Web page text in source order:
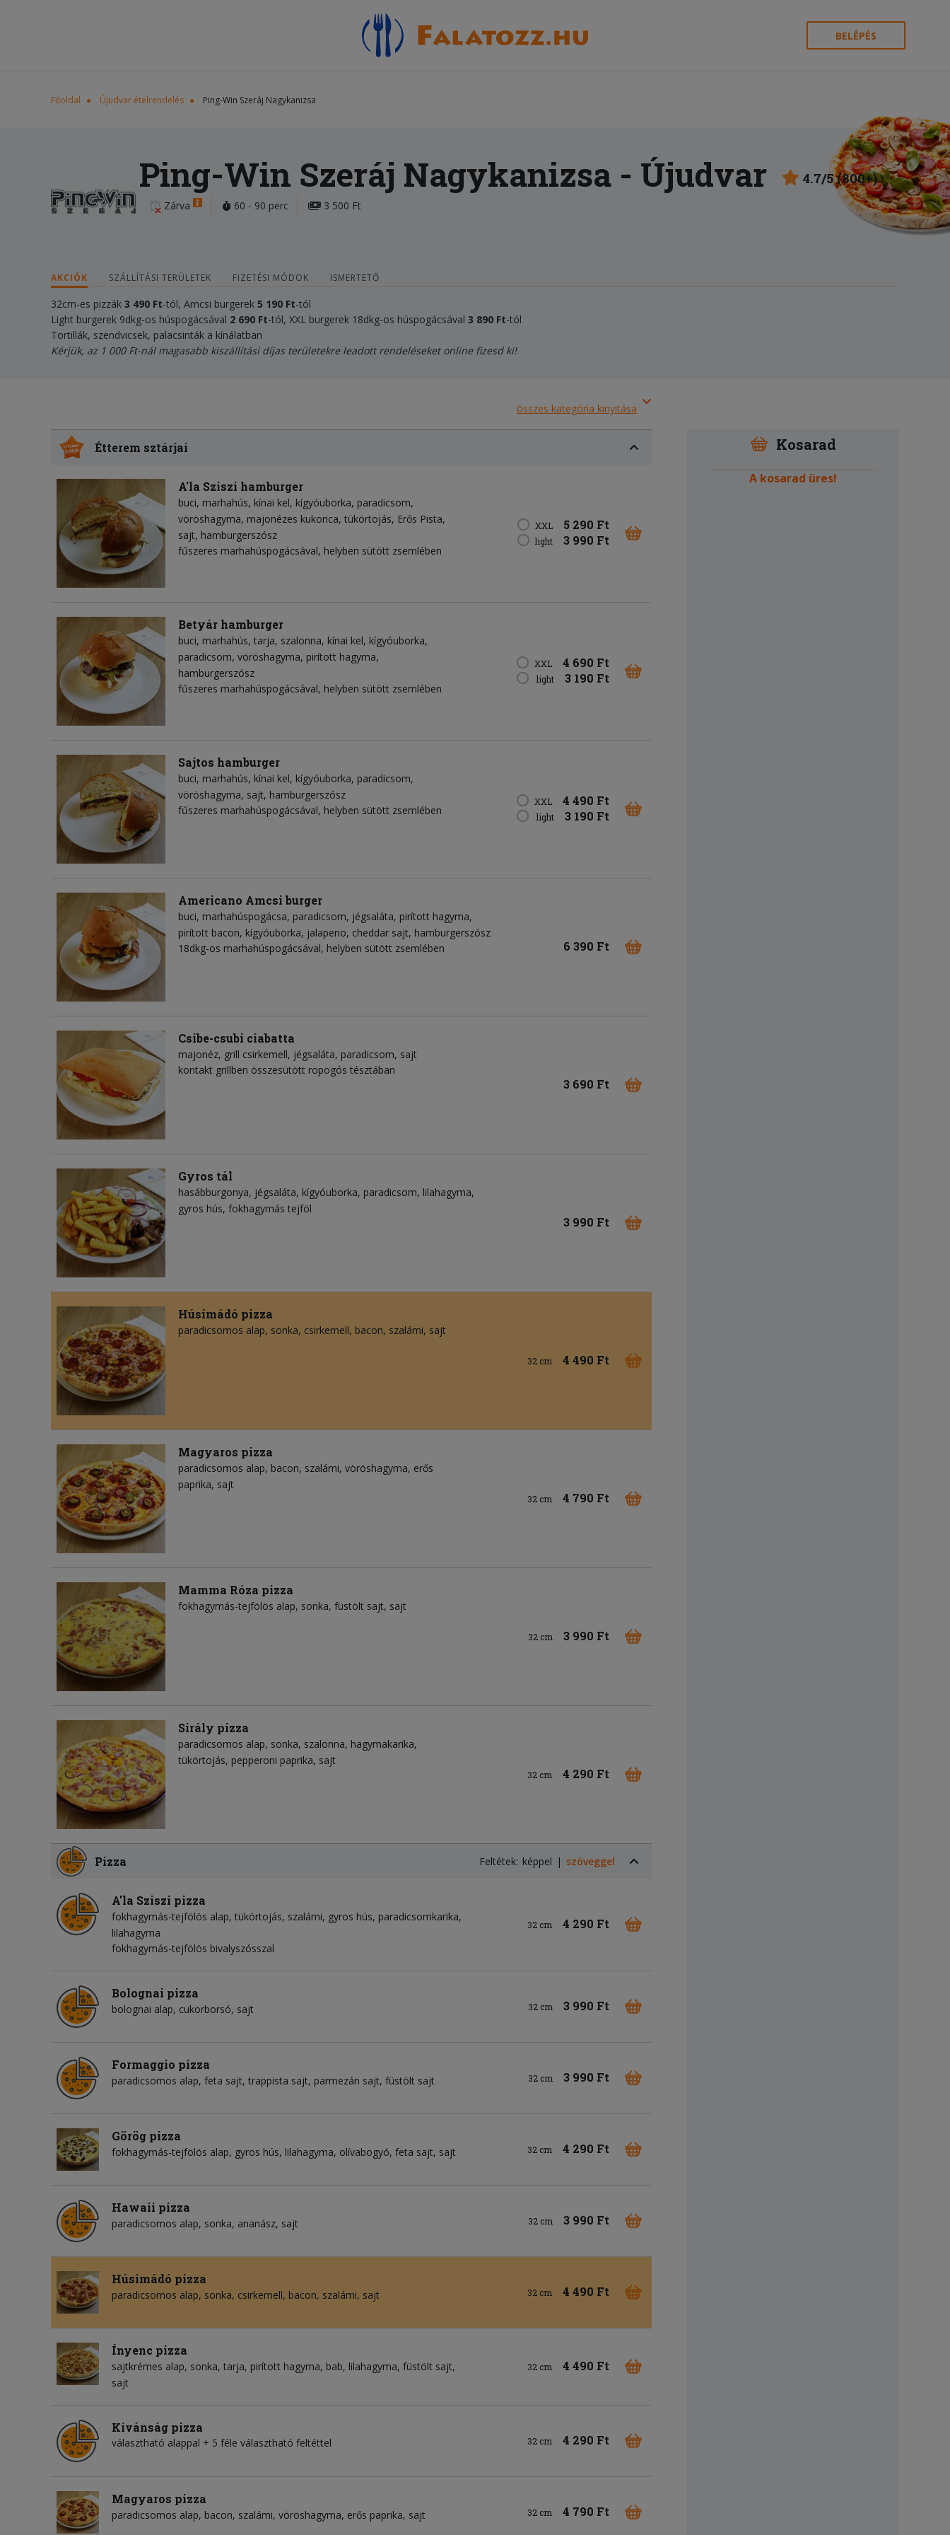
BELÉPÉS
Főoldal Újudvar ételrendelés Ping-Win Szeráj Nagykanizsa
Ping-Win Szeráj Nagykanizsa - Újudvar 4.7/5 (800+)
Zárva 60 - 90 perc 3 500 Ft
AKCIÓK SZÁLLÍTÁSI TERÜLETEK FIZETÉSI MÓDOK ISMERTETŐ
32cm-es pizzák 3 490 Ft-tól, Amcsi burgerek 5 190 Ft-tól
Light burgerek 9dkg-os húspogácsával 2 690 Ft-tól, XXL burgerek 18dkg-os húspogácsával 3 890 Ft-tól
Tortillák, szendvicsek, palacsinták a kínálatban
Kérjük, az 1 000 Ft-nál magasabb kiszállítási díjas területekre leadott rendeléseket online fizesd ki!
összes kategória kinyitása
Étterem sztárjai
A'la Sziszi hamburger
buci marhahús kínai kel kígyóuborka paradicsom
vöröshagyma majonézes kukorica tükörtojás Erős Pista
sajt hamburgerszósz
fűszeres marhahúspogácsával, helyben sütött zsemlében
XXL 5 290 Ft
light 3 990 Ft
Betyár hamburger
buci marhahús tarja szalonna kínai kel kígyóuborka
paradicsom vöröshagyma pirított hagyma
hamburgerszósz
fűszeres marhahúspogácsával, helyben sütött zsemlében
XXL 4 690 Ft
light 3 190 Ft
Sajtos hamburger
buci marhahús kínai kel kígyóuborka paradicsom
vöröshagyma sajt hamburgerszósz
fűszeres marhahúspogácsával, helyben sütött zsemlében
XXL 4 490 Ft
light 3 190 Ft
Americano Amcsi burger
buci marhahúspogácsa paradicsom jégsaláta pirított hagyma
pirított bacon kígyóuborka jalapeno cheddar sajt hamburgerszósz
18dkg-os marhahúspogácsával, helyben sütött zsemlében
6 390 Ft
Csibe-csubi ciabatta
majonéz grill csirkemell jégsaláta paradicsom sajt
kontakt grillben összesütött ropogós tésztában
3 690 Ft
Gyros tál
hasábburgonya jégsaláta kígyóuborka paradicsom lilahagyma
gyros hús fokhagymás tejföl
3 990 Ft
Húsimádó pizza
paradicsomos alap sonka csirkemell bacon szalámi sajt
32 cm 4 490 Ft
Magyaros pizza
paradicsomos alap bacon szalámi vöröshagyma erős
paprika sajt
32 cm 4 790 Ft
Mamma Róza pizza
fokhagymás-tejfölös alap sonka füstölt sajt sajt
32 cm 3 990 Ft
Sirály pizza
paradicsomos alap sonka szalonna hagymakarika
tükörtojás pepperoni paprika sajt
32 cm 4 290 Ft
Pizza Feltétek: képpel szöveggel
A'la Sziszi pizza
fokhagymás-tejfölös alap tükörtojás szalámi gyros hús paradicsomkarika
lilahagyma
fokhagymás-tejfölös bivalyszósszal
32 cm 4 290 Ft
Bolognai pizza
bolognai alap cukorborsó sajt 32 cm 3 990 Ft
Formaggio pizza
paradicsomos alap feta sajt trappista sajt parmezán sajt füstölt sajt 32 cm 3 990 Ft
Görög pizza
fokhagymás-tejfölös alap gyros hús lilahagyma olívabogyó feta sajt sajt 32 cm 4 290 Ft
Hawaii pizza
paradicsomos alap sonka ananász sajt 32 cm 3 990 Ft
Húsimádó pizza
paradicsomos alap sonka csirkemell bacon szalámi sajt 32 cm 4 490 Ft
Ínyenc pizza
sajtkrémes alap sonka tarja pirított hagyma bab lilahagyma füstölt sajt
sajt
32 cm 4 490 Ft
Kívánság pizza
választható alappal + 5 féle választható feltéttel 32 cm 4 290 Ft
Magyaros pizza
paradicsomos alap bacon szalámi vöröshagyma erős paprika sajt 32 cm 4 790 Ft
Kosarad
A kosarad üres!